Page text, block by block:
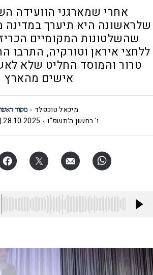
אחרי שמארגני הוועידה
שלראשונה היא תיערך במדינה
שהשלטונות המקומיים
ללחצי איראן וטורקיה,
טרור והמוסד החליט שלא
אישים מהארץ
מיכאל טוכפלד
ו' בחשון ה׳תשפ"ו
28.10.2025 | 06:46